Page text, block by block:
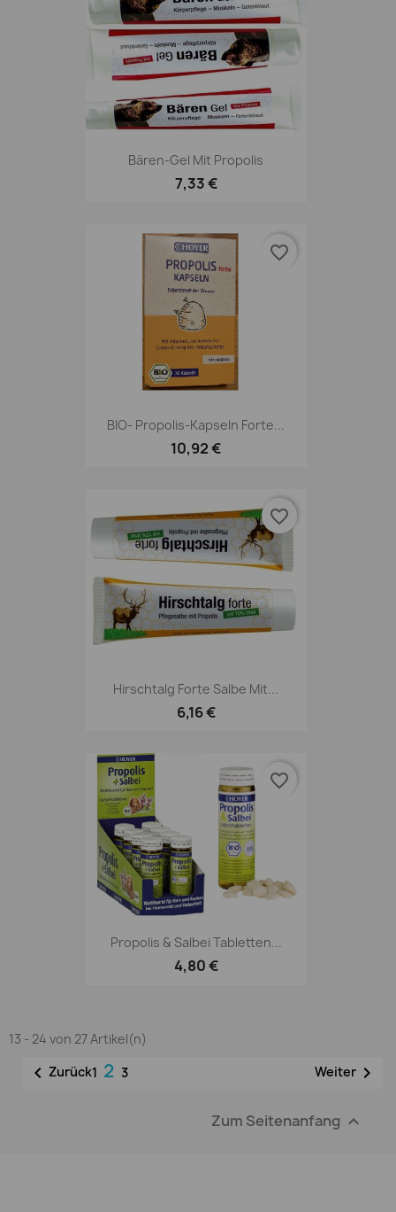
Bären-Gel Mit Propolis
7,33 €
BIO- Propolis-Kapseln Forte...
10,92 €
favorite_border
Hirschtalg Forte Salbe Mit...
6,16 €
favorite_border
Propolis & Salbei Tabletten...
4,80 €
favorite_border
13 - 24 von 27 Artikel(n)
 Zurück1 2 3 Weiter 
Zum Seitenanfang 